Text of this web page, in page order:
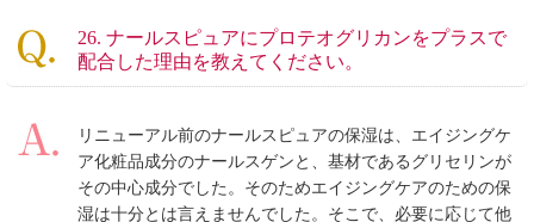
26. ナールスピュアにプロテオグリカンをプラスで
配合した理由を教えてください。
リニューアル前のナールスピュアの保湿は、エイジングケ
ア化粧品成分のナールスゲンと、基材であるグリセリンが
その中心成分でした。そのためエイジングケアのための保
湿は十分とは言えませんでした。そこで、必要に応じて他